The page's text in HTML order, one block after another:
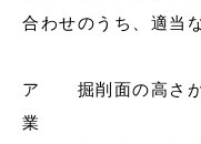
合わせのうち、適当
ア 掘削面の高さが
業